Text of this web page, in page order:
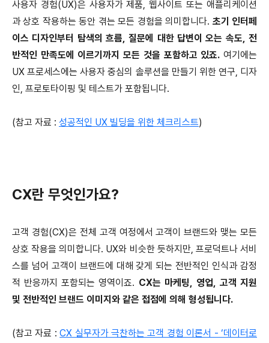
사용자 경험(UX)은 사용자가 제품, 웹사이트 또는 애플리케이션
과 상호 작용하는 동안 겪는 모든 경험을 의미합니다. 초기 인터페
이스 디자인부터 탐색의 흐름, 질문에 대한 답변이 오는 속도, 전
반적인 만족도에 이르기까지 모든 것을 포함하고 있죠. 여기에는
UX 프로세스에는 사용자 중심의 솔루션을 만들기 위한 연구, 디자
인, 프로토타이핑 및 테스트가 포함됩니다.
(참고 자료 : 성공적인 UX 빌딩을 위한 체크리스트)
CX란 무엇인가요?
고객 경험(CX)은 전체 고객 여정에서 고객이 브랜드와 맺는 모든
상호 작용을 의미합니다. UX와 비슷한 듯하지만, 프로덕트나 서비
스를 넘어 고객이 브랜드에 대해 갖게 되는 전반적인 인식과 감정
적 반응까지 포함되는 영역이죠. CX는 마케팅, 영업, 고객 지원
및 전반적인 브랜드 이미지와 같은 접점에 의해 형성됩니다.
(참고 자료 :CX 실무자가 극찬하는 고객 경험 이론서 - ‘데이터로